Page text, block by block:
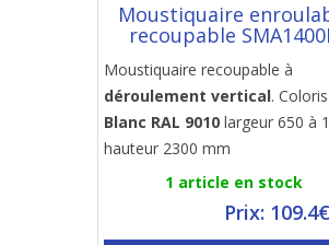
Moustiquaire
recoupable
Moustiquaire recoupable à
déroulement vertical. Coloris
Blanc RAL 9010 largeur 650 à
hauteur 2300 mm
1 article en stock
Prix: